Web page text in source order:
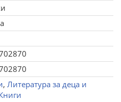
, Литература за деца и